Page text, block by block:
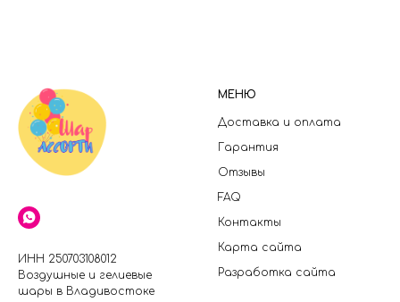
ИНН 250703108012
Воздушные и гелиевые
шары в Владивостоке
МЕНЮ
Доставка и оплата
Гарантия
Отзывы
FAQ
Контакты
Карта сайта
Разработка сайта